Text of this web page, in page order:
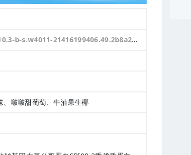
啵啵甜葡萄、牛油果生椰